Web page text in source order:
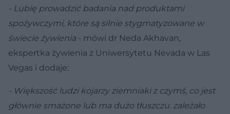
- Lubię prowadzić badania nad produktami
spożywczymi, które są silnie stygmatyzowane w
świecie żywienia - mówi dr Neda Akhavan,
ekspertka żywienia z Uniwersytetu Nevada w Las
Vegas i dodaje:
- Większość ludzi kojarzy ziemniaki z czymś, co jest
głównie smażone lub ma dużo tłuszczu. zależało